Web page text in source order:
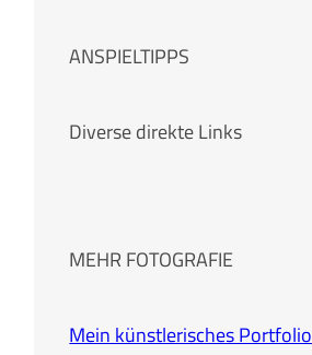
i
ANSPIELTIPPS
Diverse direkte Links
MEHR FOTOGRAFIE
Mein künstlerisches Portfolio